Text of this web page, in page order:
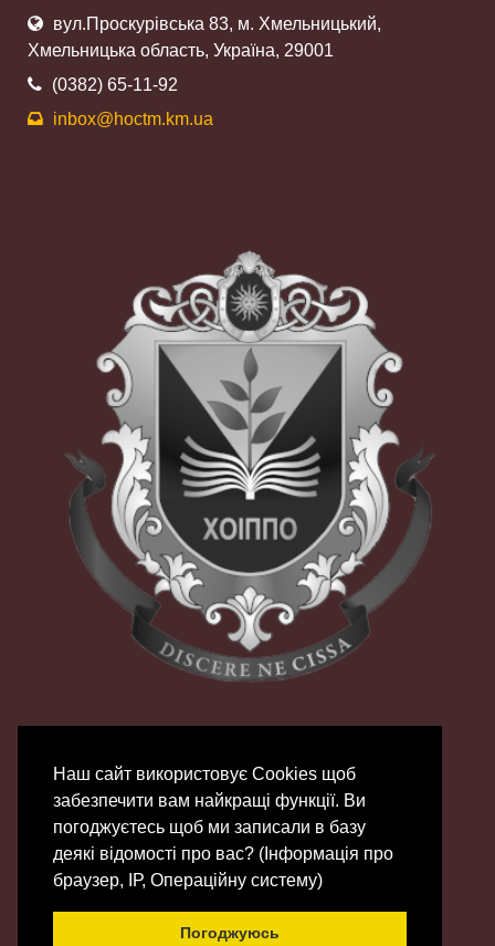
Наш сайт використовує Сookies щоб
забезпечити вам найкращі функції. Ви
погоджуєтесь щоб ми записали в базу
деякі відомості про вас? (Інформація про
браузер, ІР, Операційну систему)
Погоджуюсь
вул.Проскурівська 83, м. Хмельницький,
Хмельницька область, Україна, 29001
(0382) 65-11-92
inbox@hoctm.km.ua
© 2007 - 2026 | ХОЦНТТУМ